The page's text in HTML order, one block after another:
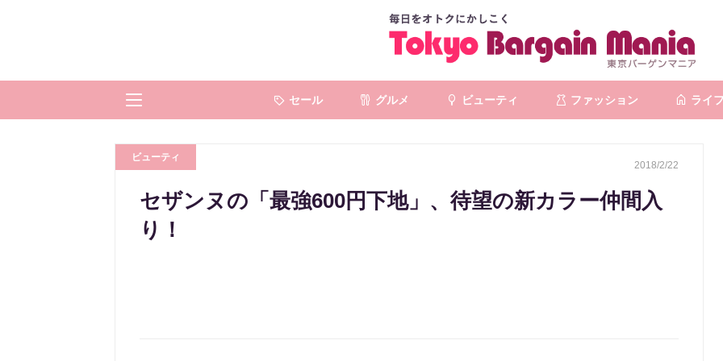
セール グルメ ビューティ ファッション ライフ
ビューティ
2018/2/22
セザンヌの「最強600円下地」、待望の新カラー仲間入
り！